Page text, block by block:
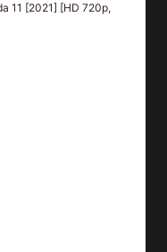
11 [2021] [HD 720p,